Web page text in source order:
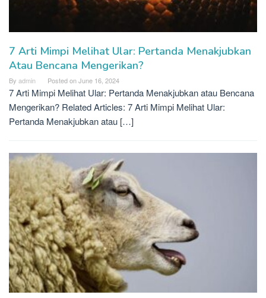
7 Arti Mimpi Melihat Ular: Pertanda Menakjubkan
Atau Bencana Mengerikan?
By admin Posted onJune 16, 2024
7 Arti Mimpi Melihat Ular: Pertanda Menakjubkan atau Bencana
Mengerikan? Related Articles: 7 Arti Mimpi Melihat Ular:
Pertanda Menakjubkan atau […]